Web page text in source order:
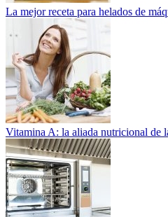
La mejor receta para helados de
Vitamina A: la aliada nutricional de